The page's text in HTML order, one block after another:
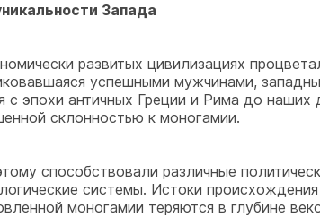
Запада
развитых цивилизациях
успешными мужчинами,
с эпохи античных Греции и Рима до наших
склонностью к моногамии.
способствовали различные
системы. Истоки происхождения
моногамии теряются в глубине